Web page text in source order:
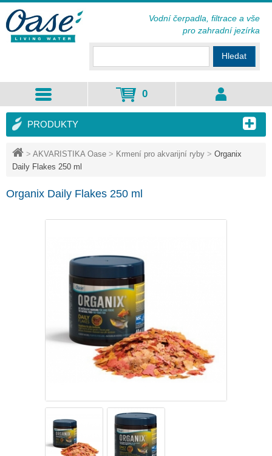
> AKVARISTIKA Oase > Krmení pro akvarijní ryby > Organix
Daily Flakes 250 ml
Organix Daily Flakes 250 ml
PRODUKTY
Hledat
0
Vodní čerpadla, filtrace a vše
pro zahradní jezírka